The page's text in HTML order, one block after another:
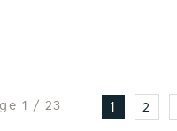
1 / 23 1 2